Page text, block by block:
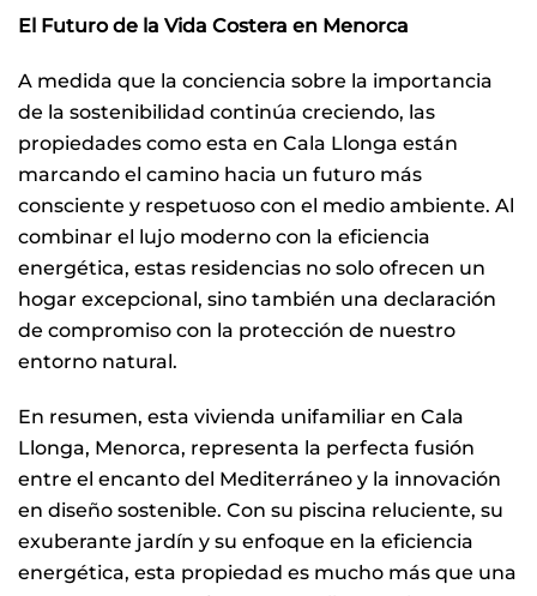
El Futuro de la Vida Costera en Menorca
A medida que la conciencia sobre la importancia
de la sostenibilidad continúa creciendo, las
propiedades como esta en Cala Llonga están
marcando el camino hacia un futuro más
consciente y respetuoso con el medio ambiente. Al
combinar el lujo moderno con la eficiencia
energética, estas residencias no solo ofrecen un
hogar excepcional, sino también una declaración
de compromiso con la protección de nuestro
entorno natural.
En resumen, esta vivienda unifamiliar en Cala
Llonga, Menorca, representa la perfecta fusión
entre el encanto del Mediterráneo y la innovación
en diseño sostenible. Con su piscina reluciente, su
exuberante jardín y su enfoque en la eficiencia
energética, esta propiedad es mucho más que una